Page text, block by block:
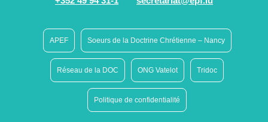
APEF Soeurs de la Doctrine Chrétienne – Nancy
Réseau de la DOC ONG Vatelot Tridoc
Politique de confidentialité